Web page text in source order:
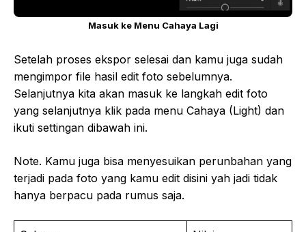
Masuk ke Menu Cahaya Lagi
Setelah proses ekspor selesai dan kamu juga sudah
mengimpor file hasil edit foto sebelumnya.
Selanjutnya kita akan masuk ke langkah edit foto
yang selanjutnya klik pada menu Cahaya (Light) dan
ikuti settingan dibawah ini.
Note. Kamu juga bisa menyesuikan perunbahan yang
terjadi pada foto yang kamu edit disini yah jadi tidak
hanya berpacu pada rumus saja.